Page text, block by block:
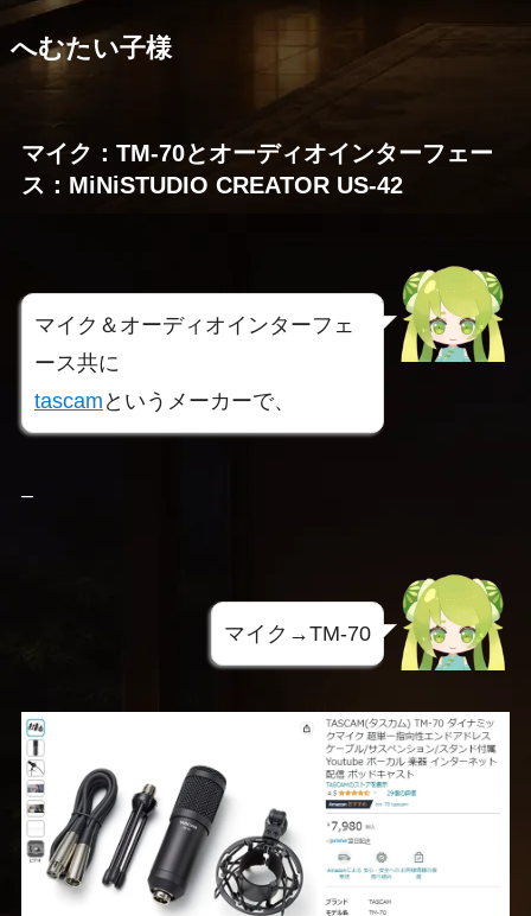
へむたい子様
マイク：TM-70とオーディオインターフェー
ス：MiNiSTUDIO CREATOR US-42
マイク＆オーディオインターフェ
ース共に
tascam というメーカーで、
–
マイク→TM-70